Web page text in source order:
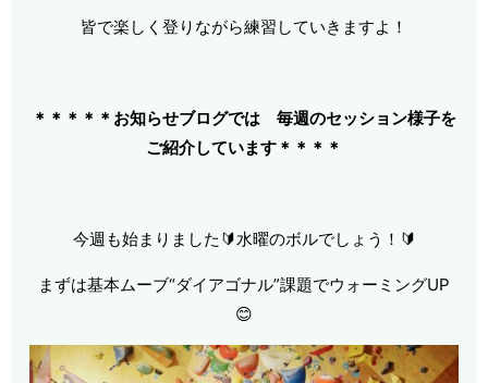
皆で楽しく登りながら練習していきますよ！
＊＊＊＊＊お知らせブログでは 毎週のセッション様子を
ご紹介しています＊＊＊ ＊
今週も始まりました🔰水曜のボルでしょう！🔰
まずは基本ムーブ“ダイアゴナル”課題でウォーミングUP
😊